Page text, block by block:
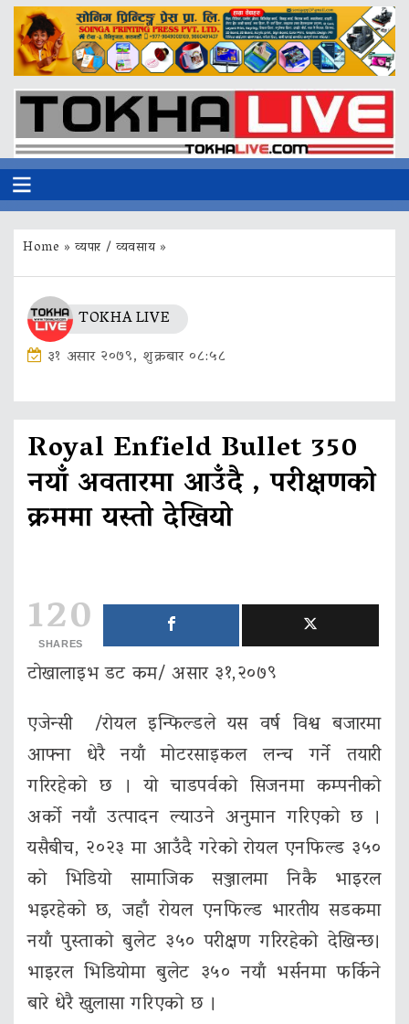
Home »व्यपार / व्यवसाय»
TOKHA LIVE
३१ असार २०७९, शुक्रबार ०८:५८
Royal Enfield Bullet 350
नयाँ अवतारमा आउँदै , परीक्षणको
क्रममा यस्तो देखियो
120
SHARES
टाेखालाइभ डट कम/ असार ३१,२०७९
एजेन्सी /रोयल इन्फिल्डले यस वर्ष विश्व बजारमा
आफ्ना धेरै नयाँ मोटरसाइकल लन्च गर्ने तयारी
गरिरहेको छ । यो चाडपर्वको सिजनमा कम्पनीको
अर्को नयाँ उत्पादन ल्याउने अनुमान गरिएको छ ।
यसैबीच, २०२३ मा आउँदै गरेको रोयल एनफिल्ड ३५०
को भिडियो सामाजिक सञ्जालमा निकै भाइरल
भइरहेको छ, जहाँ रोयल एनफिल्ड भारतीय सडकमा
नयाँ पुस्ताको बुलेट ३५० परीक्षण गरिरहेको देखिन्छ।
भाइरल भिडियोमा बुलेट ३५० नयाँ भर्सनमा फर्किने
बारे धेरै खुलासा गरिएको छ ।